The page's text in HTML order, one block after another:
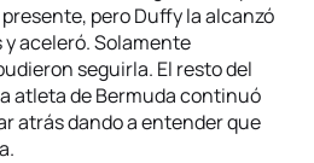
pero Duffy la alcanzó
aceleró. Solamente
seguirla. El resto del
atleta de Bermuda continuó
atrás dando a entender que